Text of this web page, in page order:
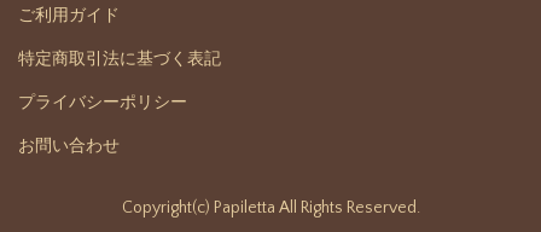
ご利用ガイド
特定商取引法に基づく表記
プライバシーポリシー
お問い合わせ
Copyright(c) Papiletta All Rights Reserved.